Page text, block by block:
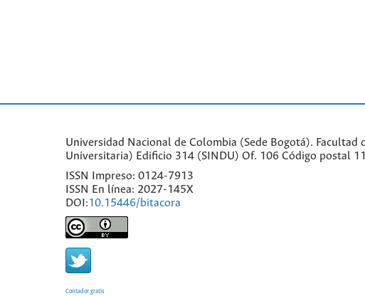
Universidad Nacional de Colombia (Sede Bogotá).
Universitaria) Edificio 314 (SINDU) Of. 106 Código postal
ISSN Impreso: 0124-7913
ISSN En línea: 2027-145X
DOI:10.15446/bitacora
Contador gratis